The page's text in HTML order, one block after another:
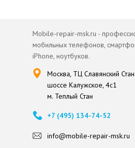
Mobile-repair-msk.ru -
мобильных телефонов,
iPhone, ноутбуков.
Москва, ТЦ Славянский Стан
шоссе Калужское, 4с1
м. Теплый Стан
info@mobile-repair-msk.ru
+7 (495) 134-74-52